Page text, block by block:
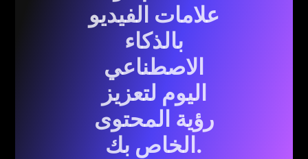
علامات الفيديو
بالذكاء
الاصطناعي
اليوم لتعزيز
رؤية المحتوى
الخاص بك.